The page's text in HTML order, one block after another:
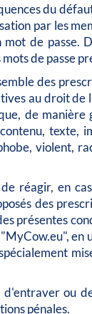
du
par les
de passe.
de passe
des
au droit
de
texte,
violent,
réagir, en
des
présentes
en
ou
pénales.